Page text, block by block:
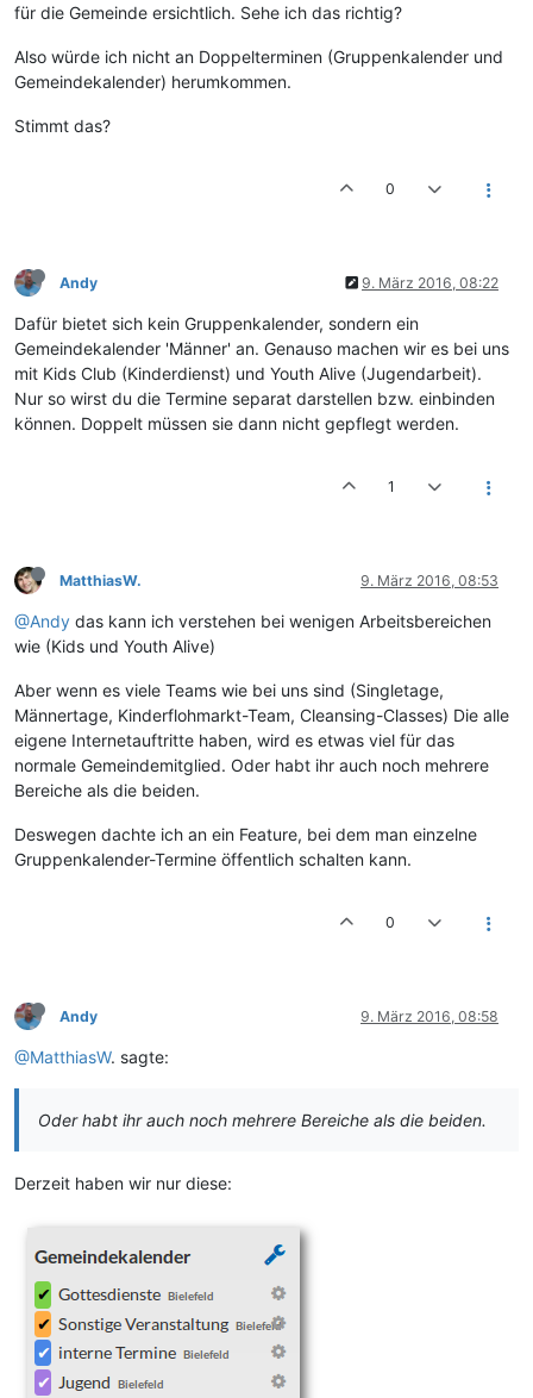
für die Gemeinde ersichtlich. Sehe ich das richtig?
Also würde ich nicht an Doppelterminen (Gruppenkalender und
Gemeindekalender) herumkommen.
Stimmt das?
0
Andy 9. März 2016, 08:22
Dafür bietet sich kein Gruppenkalender, sondern ein
Gemeindekalender 'Männer' an. Genauso machen wir es bei uns
mit Kids Club (Kinderdienst) und Youth Alive (Jugendarbeit).
Nur so wirst du die Termine separat darstellen bzw. einbinden
können. Doppelt müssen sie dann nicht gepflegt werden.
1
MatthiasW. 9. März 2016, 08:53
@Andy das kann ich verstehen bei wenigen Arbeitsbereichen
wie (Kids und Youth Alive)
Aber wenn es viele Teams wie bei uns sind (Singletage,
Männertage, Kinderflohmarkt-Team, Cleansing-Classes) Die alle
eigene Internetauftritte haben, wird es etwas viel für das
normale Gemeindemitglied. Oder habt ihr auch noch mehrere
Bereiche als die beiden.
Deswegen dachte ich an ein Feature, bei dem man einzelne
Gruppenkalender-Termine öffentlich schalten kann.
0
Andy 9. März 2016, 08:58
@MatthiasW. sagte:
Oder habt ihr auch noch mehrere Bereiche als die beiden.
Derzeit haben wir nur diese: